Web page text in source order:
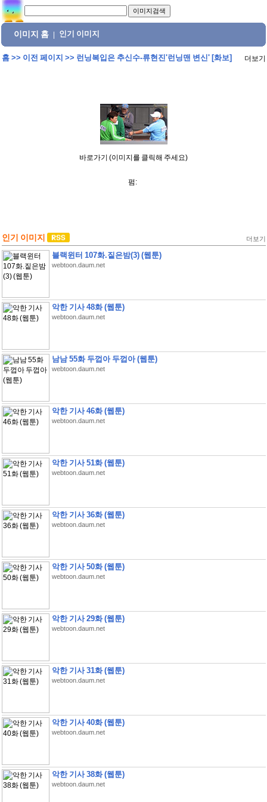
이미지 홈 인기 이미지
홈>> 이전 페이지 >> 런닝복입은 추신수-류현진'런닝맨 변신' [화보] 더보기
바로가기 (이미지를 클릭해 주세요)
펌:
인기 이미지 더보기
블랙윈터 107화.짙은밤(3) (웹툰)
webtoon.daum.net
악한 기사 48화 (웹툰)
webtoon.daum.net
남남 55화 두껍아 두껍아 (웹툰)
webtoon.daum.net
악한 기사 46화 (웹툰)
webtoon.daum.net
악한 기사 51화 (웹툰)
webtoon.daum.net
악한 기사 36화 (웹툰)
webtoon.daum.net
악한 기사 50화 (웹툰)
webtoon.daum.net
악한 기사 29화 (웹툰)
webtoon.daum.net
악한 기사 31화 (웹툰)
webtoon.daum.net
악한 기사 40화 (웹툰)
webtoon.daum.net
악한 기사 38화 (웹툰)
webtoon.daum.net